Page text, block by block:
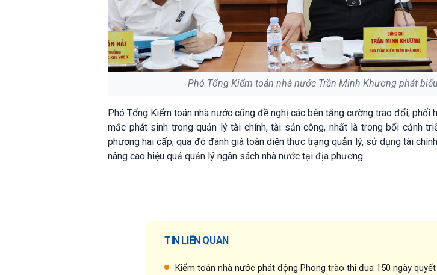
Phó Tổng Kiểm toán nhà nước Trần Minh Khương phát
Phó Tổng Kiểm toán nhà nước cũng đề nghị các bên tăng cường trao đổi, phối
mắc phát sinh trong quản lý tài chính, tài sản công, nhất là trong bối cảnh
phương hai cấp; qua đó đánh giá toàn diện thực trạng quản lý, sử dụng tài
nâng cao hiệu quả quản lý ngân sách nhà nước tại địa phương.
TIN LIÊN QUAN
Kiểm toán nhà nước phát động Phong trào thi đua 150 ngày